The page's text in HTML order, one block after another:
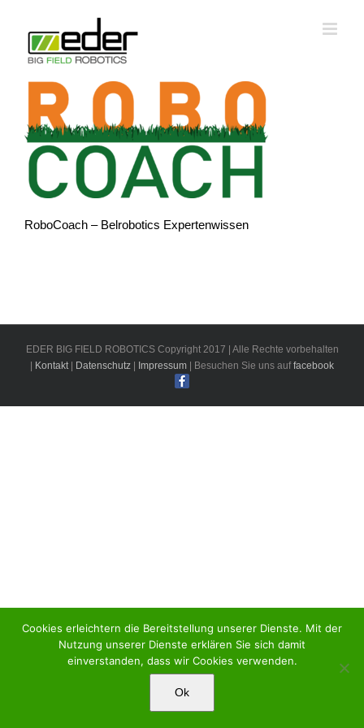
springen
RoboCoach – Belrobotics Expertenwissen
EDER BIG FIELD ROBOTICS Copyright 2017 | Alle Rechte vorbehalten
Kontakt| Datenschutz Impressum | Besuchen Sie uns auffacebook
Cookies erleichtern die Bereitstellung unserer Dienste. Mit der
Nutzung unserer Dienste erklären Sie sich damit
einverstanden, dass wir Cookies verwenden.
Ok